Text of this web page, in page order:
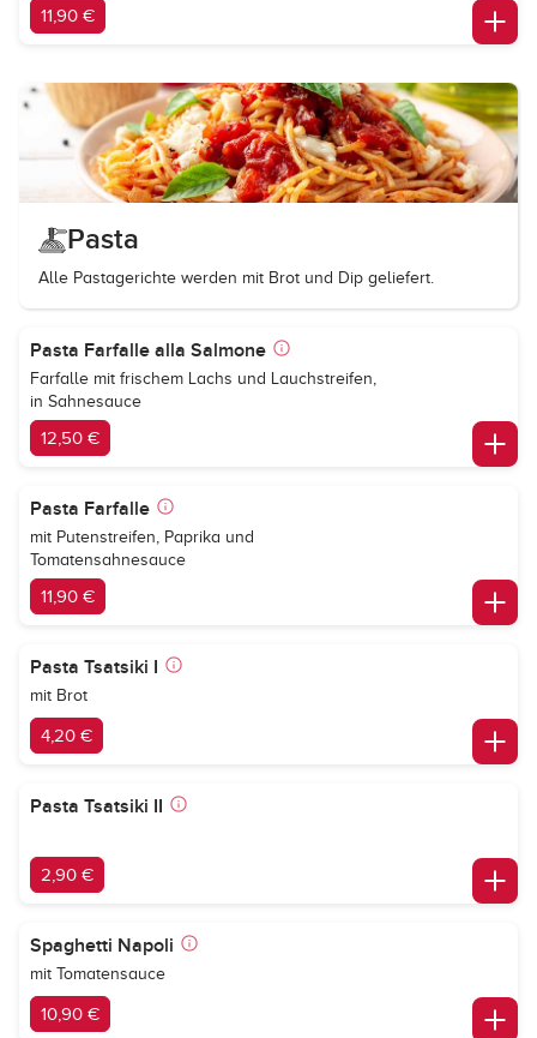
11,90 €
Pasta
Alle Pastagerichte werden mit Brot und Dip geliefert.
Pasta Farfalle alla Salmone
Farfalle mit frischem Lachs und Lauchstreifen,
in Sahnesauce
12,50 €
Pasta Farfalle
mit Putenstreifen, Paprika und
Tomatensahnesauce
11,90 €
Pasta Tsatsiki I
mit Brot
4,20 €
Pasta Tsatsiki II
2,90 €
Spaghetti Napoli
mit Tomatensauce
10,90 €